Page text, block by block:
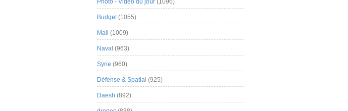
Photo - Video du jour (1096)
Budget(1055)
Mali (1009)
Naval (963)
Syrie (960)
Défense & Spatial (925)
Daesh (892)